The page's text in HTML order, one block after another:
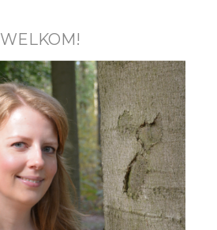
WELKOM!